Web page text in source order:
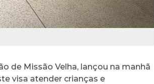
de Missão Velha, lançou na manhã
visa atender crianças e